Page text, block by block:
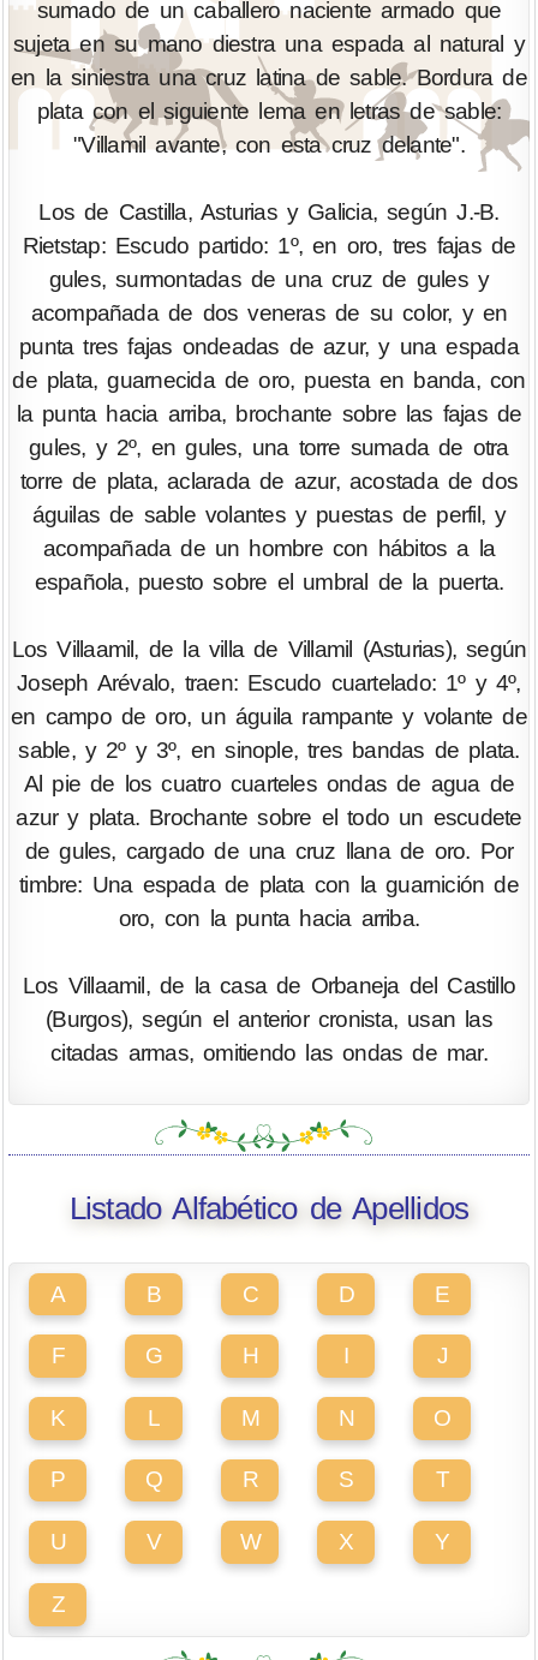
sumado de un caballero naciente armado que
sujeta en su mano diestra una espada al natural y
en la siniestra una cruz latina de sable. Bordura de
plata con el siguiente lema en letras de sable:
"Villamil avante, con esta cruz delante".
Los de Castilla, Asturias y Galicia, según J.-B.
Rietstap: Escudo partido: 1º, en oro, tres fajas de
gules, surmontadas de una cruz de gules y
acompañada de dos veneras de su color, y en
punta tres fajas ondeadas de azur, y una espada
de plata, guarnecida de oro, puesta en banda, con
la punta hacia arriba, brochante sobre las fajas de
gules, y 2º, en gules, una torre sumada de otra
torre de plata, aclarada de azur, acostada de dos
águilas de sable volantes y puestas de perfil, y
acompañada de un hombre con hábitos a la
española, puesto sobre el umbral de la puerta.
Los Villaamil, de la villa de Villamil (Asturias), según
Joseph Arévalo, traen: Escudo cuartelado: 1º y 4º,
en campo de oro, un águila rampante y volante de
sable, y 2º y 3º, en sinople, tres bandas de plata.
Al pie de los cuatro cuarteles ondas de agua de
azur y plata. Brochante sobre el todo un escudete
de gules, cargado de una cruz llana de oro. Por
timbre: Una espada de plata con la guarnición de
oro, con la punta hacia arriba.
Los Villaamil, de la casa de Orbaneja del Castillo
(Burgos), según el anterior cronista, usan las
citadas armas, omitiendo las ondas de mar.
Listado Alfabético de Apellidos
A B C D E
F G H I J
K L M N O
P Q R S T
U V W X Y
Z